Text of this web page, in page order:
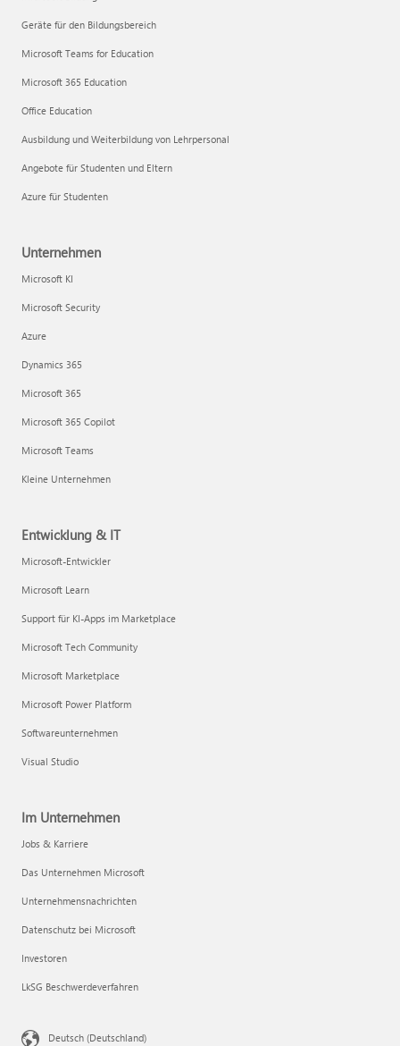
Geräte für den Bildungsbereich
Microsoft Teams for Education
Microsoft 365 Education
Office Education
Ausbildung und Weiterbildung von Lehrpersonal
Angebote für Studenten und Eltern
Azure für Studenten
Unternehmen
Microsoft KI
Microsoft Security
Azure
Dynamics 365
Microsoft 365
Microsoft 365 Copilot
Microsoft Teams
Kleine Unternehmen
Entwicklung & IT
Microsoft-Entwickler
Microsoft Learn
Support für KI-Apps im Marketplace
Microsoft Tech Community
Microsoft Marketplace
Microsoft Power Platform
Softwareunternehmen
Visual Studio
Im Unternehmen
Jobs & Karriere
Das Unternehmen Microsoft
Unternehmensnachrichten
Datenschutz bei Microsoft
Investoren
LkSG Beschwerdeverfahren
Deutsch (Deutschland)